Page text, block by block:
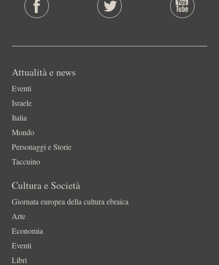
Attualità e news
Eventi
Israele
Italia
Mondo
Personaggi e Storie
Taccuino
Cultura e Società
Giornata europea della cultura ebraica
Arte
Economia
Eventi
Libri